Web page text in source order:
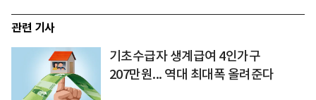
관련 기사
기초수급자 생계급여 4인가구
207만원... 역대 최대폭 올려준다